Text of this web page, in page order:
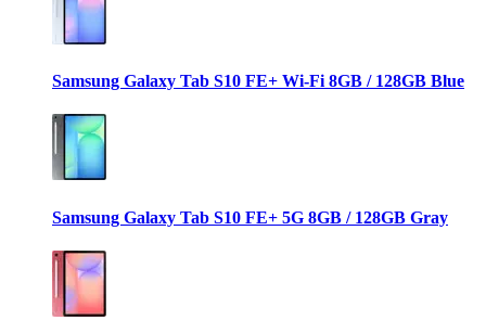
Samsung Galaxy Tab S10 FE+ Wi-Fi 8GB / 128GB Blue
Samsung Galaxy Tab S10 FE+ 5G 8GB / 128GB Gray